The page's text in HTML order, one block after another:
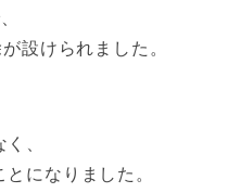
設けられました。
、
になりました。